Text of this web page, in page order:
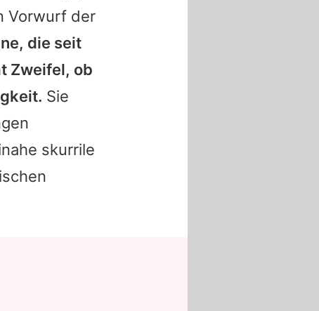
Vorwurf der
die seit
Zweifel, ob
Sie
skurrile